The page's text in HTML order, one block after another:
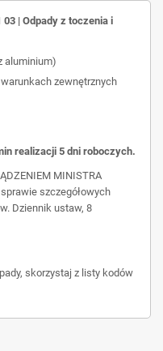
| Odpady z toczenia i
aluminium)
zewnętrznych
realizacji 5 dni roboczych.
MINISTRA
szczegółowych
Dziennik ustaw, 8
skorzystaj z listy kodów